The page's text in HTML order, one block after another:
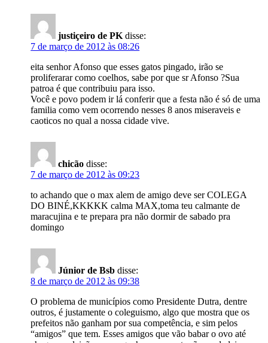
justiçeiro de PK disse:
7 de março de 2012 às 08:26
eita senhor Afonso que esses gatos pingado, irão se
proliferarar como coelhos, sabe por que sr Afonso ?Sua
patroa é que contribuiu para isso.
Você e povo podem ir lá conferir que a festa não é só de uma
familia como vem ocorrendo nesses 8 anos miseraveis e
caoticos no qual a nossa cidade vive.
chicão disse:
7 de março de 2012 às 09:23
to achando que o max alem de amigo deve ser COLEGA
DO BINÉ,KKKKK calma MAX,toma teu calmante de
maracujina e te prepara pra não dormir de sabado pra
domingo
Júnior de Bsb disse:
8 de março de 2012 às 09:38
O problema de municípios como Presidente Dutra, dentre
outros, é justamente o coleguismo, algo que mostra que os
prefeitos não ganham por sua competência, e sim pelos
“amigos” que tem. Esses amigos que vão babar o ovo até